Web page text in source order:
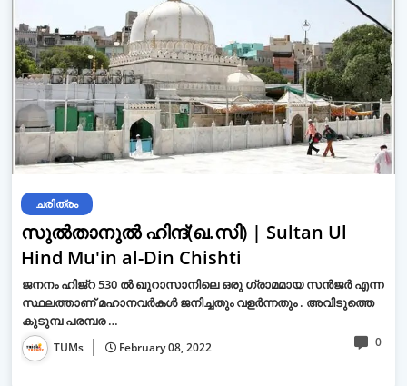
ചരിത്രം
സുൽതാനുൽ ഹിന്ദ്(ഖ.സി) | Sultan Ul
Hind Mu'in al-Din Chishti
ജനനം ഹിജ്‌റ 530 ൽ ഖുറാസാനിലെ ഒരു ഗ്രാമമായ സൻജർ എന്ന
സ്ഥലത്താണ് മഹാനവർകൾ ജനിച്ചതും വളർന്നതും . അവിടുത്തെ
കുടുമ്പ പരമ്പര …
TUMs February 08, 2022 0